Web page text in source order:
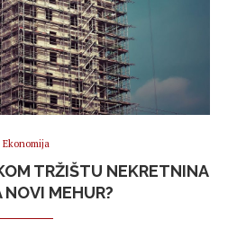
Ekonomija
TRŽIŠTU NEKRETNINA
NOVI MEHUR?